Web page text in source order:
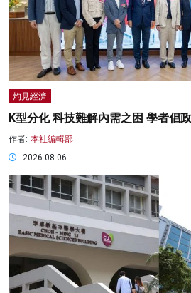
灼見經濟
K型分化 科技難解內需之困 學者倡
作者: 本社編輯部
2026-08-06